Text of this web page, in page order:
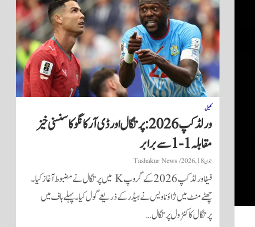
کھیل
ورلڈ کپ 2026: پرتگال اور ڈی آر کانگو کا سنسنی خیز
مقابلہ 1-1 سے برابر
جون 18, 2026 Tashakur News
فیفا ورلڈ کپ 2026 کے گروپ K میں پرتگال نے مضبوط آغاز کیا۔
چھٹے منٹ میں ژاؤ ناویس نے ہیڈر کے ذریعے گول کیا۔ پہلے ہاف میں
پرتگال کا کنٹرول پرتگال…